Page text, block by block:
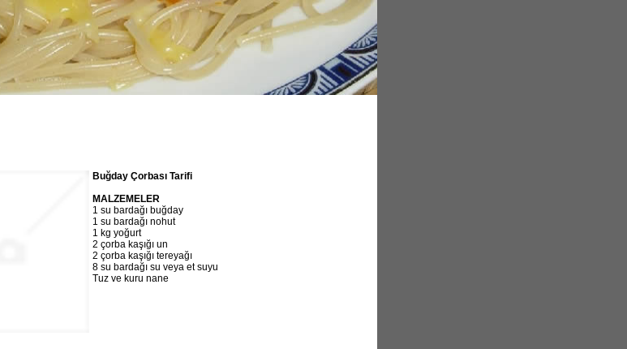
Buğday Çorbası Tarifi
MALZEMELER
1 su bardağı buğday
1 su bardağı nohut
1 kg yoğurt
2 çorba kaşığı un
2 çorba kaşığı tereyağı
8 su bardağı su veya et suyu
Tuz ve kuru nane